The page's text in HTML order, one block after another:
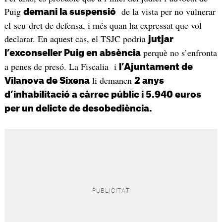
Puig demani la suspensió
de la vista per no vulnerar
el seu dret de defensa, i més quan ha expressat que vol
declarar. En aquest cas, el TSJC podria jutjar
l’exconseller Puig en absènciaperquè no s’enfronta
a penes de presó. La Fiscalia i l’Ajuntament de
Vilanova de Sixenali demanen 2 anys
d’inhabilitació a càrrec públic i 5.940 euros
per un delicte de desobediència.